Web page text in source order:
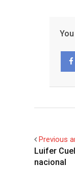
Previous
Luifer
nacional